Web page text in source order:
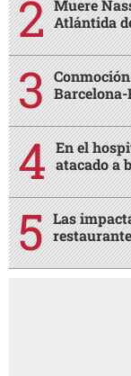
Muere
Atlántida
Barcelona-
En el
atacado a
Las